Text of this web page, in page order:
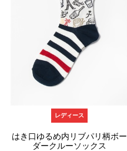
レディース
はき口ゆるめ内リブパリ柄ボー
ダークルーソックス